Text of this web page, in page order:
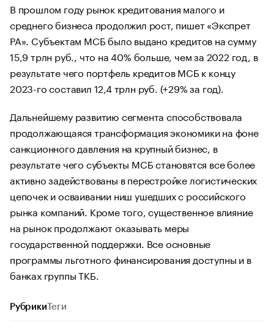
В прошлом году рынок кредитования малого и
среднего бизнеса продолжил рост, пишет «Экспрет
РА». Субъектам МСБ было выдано кредитов на сумму
15,9 трлн руб., что на 40% больше, чем за 2022 год, в
результате чего портфель кредитов МСБ к концу
2023-го составил 12,4 трлн руб. (+29% за год).
Дальнейшему развитию сегмента способствовала
продолжающаяся трансформация экономики на фоне
санкционного давления на крупный бизнес, в
результате чего субъекты МСБ становятся все более
активно задействованы в перестройке логистических
цепочек и осваивании ниш ушедших с российского
рынка компаний. Кроме того, существенное влияние
на рынок продолжают оказывать меры
государственной поддержки. Все основные
программы льготного финансирования доступны и в
банках группы ТКБ.
Рубрики Теги